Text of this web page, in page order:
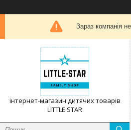
Зараз компанія
інтернет-магазин дитячих товарів
LITTLE STAR